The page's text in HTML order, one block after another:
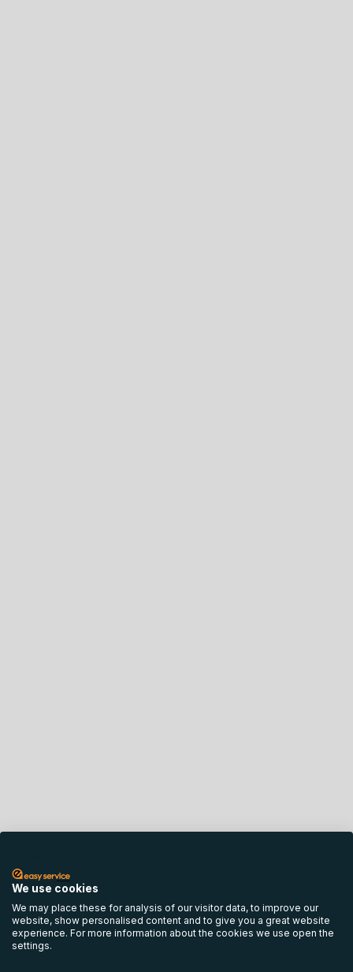
We use cookies
We may place these for analysis of our visitor data, to improve our
website, show personalised content and to give you a great website
experience. For more information about the cookies we use open the
settings.